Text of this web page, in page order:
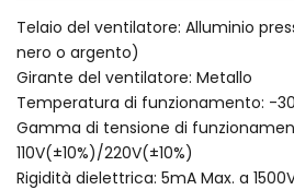
Telaio del ventilatore: Alluminio
nero o argento)
Girante del ventilatore: Metallo
Temperatura di funzionamento: -
Gamma di tensione di
110V(±10%)/220V(±10%)
Rigidità dielettrica: 5mA Max. a